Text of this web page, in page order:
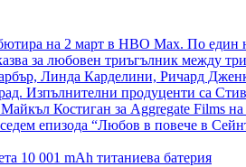
на 2 март в HBO Max. По един
за любовен триъгълник между
Линда Карделини, Ричард
Изпълнителни продуценти са
Костиган за Aggregate Films
епизода “Любов в повече в
10 001 mAh титаниева батерия